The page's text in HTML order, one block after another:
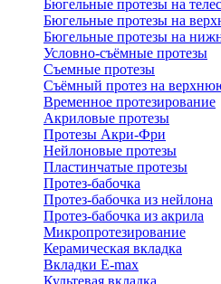
Бюгельные протезы на
Бюгельные протезы на
Бюгельные протезы на
Условно-съёмные протезы
Съемные протезы
Съёмный протез на
Временное протезирование
Акриловые протезы
Протезы Акри-Фри
Нейлоновые протезы
Пластинчатые протезы
Протез-бабочка
Протез-бабочка из нейлона
Протез-бабочка из акрила
Микропротезирование
Керамическая вкладка
Вкладки E-max
Культевая вкладка